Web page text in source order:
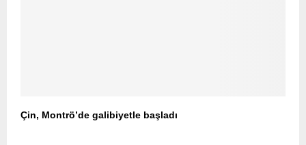
Çin, Montrö’de galibiyetle başladı